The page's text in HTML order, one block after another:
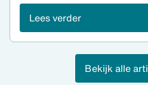
Lees verder
Bekijk alle